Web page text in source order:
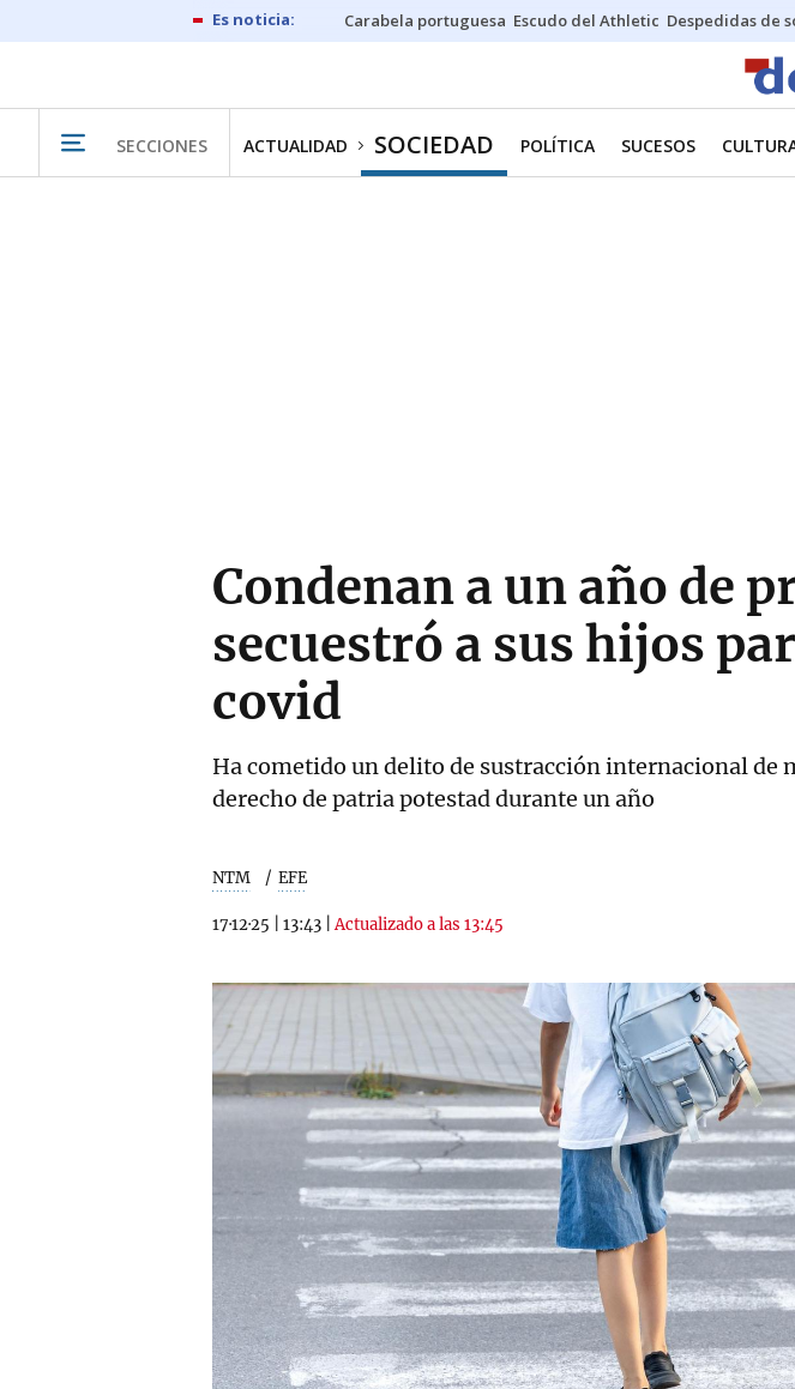
Carabela portuguesa Escudo del Athletic Despedidas de
SECCIONES ACTUALIDAD SOCIEDAD POLÍTICA SUCESOS
Condenan a un año de
secuestró a sus hijos
covid
Ha cometido un delito de sustracción internacional
derecho de patria potestad durante un año
NTM EFE
17·12·25 13:43 |Actualizado a las 13:45